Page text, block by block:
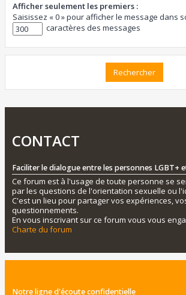
Afficher seulement les premiers :
Saisissez « 0 » pour afficher le message dans
caractères des messages
CONTACT
Faciliter le dialogue entre les personnes LGBT+
Ce forum est à l'usage de toute personne se
par les questions de l'orientation sexuelle ou
C'est un lieu pour partager vos expériences,
questionnements.
En vous inscrivant sur ce forum vous vous
Charte du forum
Notre ligne d'écoute confidentielle